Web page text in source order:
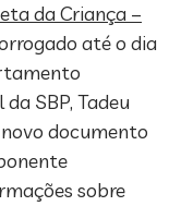
da Criança –
até o dia
SBP, Tadeu
documento
sobre